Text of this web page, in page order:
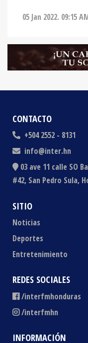
CONTACTO
+504 2552 - 8131
info@inter.hn
03 ave 11 calle SO
#42, San Pedro Sula,
SITIO
Noticias
Deportes
Entretenimiento
REDES SOCIALES
/interfmhonduras
/interfmhn
INFORMACIÓN